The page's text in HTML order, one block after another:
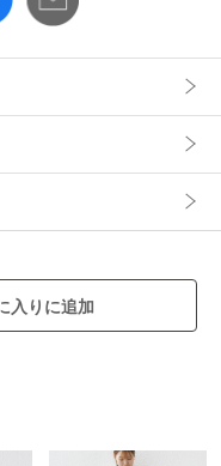
れ、斜行（ねじれ）
グ・洗濯ネームを必
入りに追加